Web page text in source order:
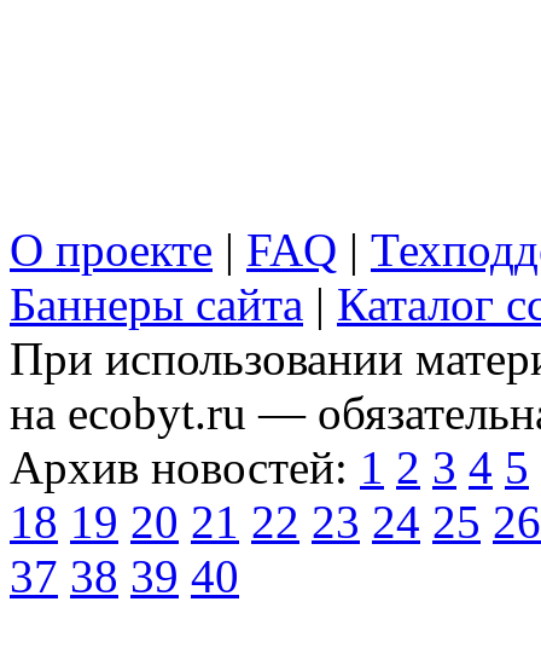
О проекте | FAQ |
Баннеры сайта | Каталог
При использовании
на ecobyt.ru —
Архив новостей: 1 2 3 4 5
18 19 20 21 22 23 24 25 26
37 38 39 40